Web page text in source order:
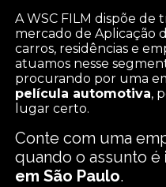
A WSC FILM dispõe de
mercado de Aplicação
carros, residências e
atuamos nesse
procurando por uma
película automotiva,
lugar certo.
Conte com uma
quando o assunto é
em São Paulo.